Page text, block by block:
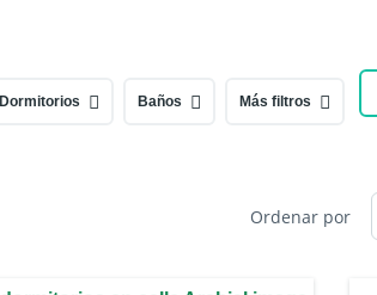
Dormitorios Baños Más filtros
Ordenar por